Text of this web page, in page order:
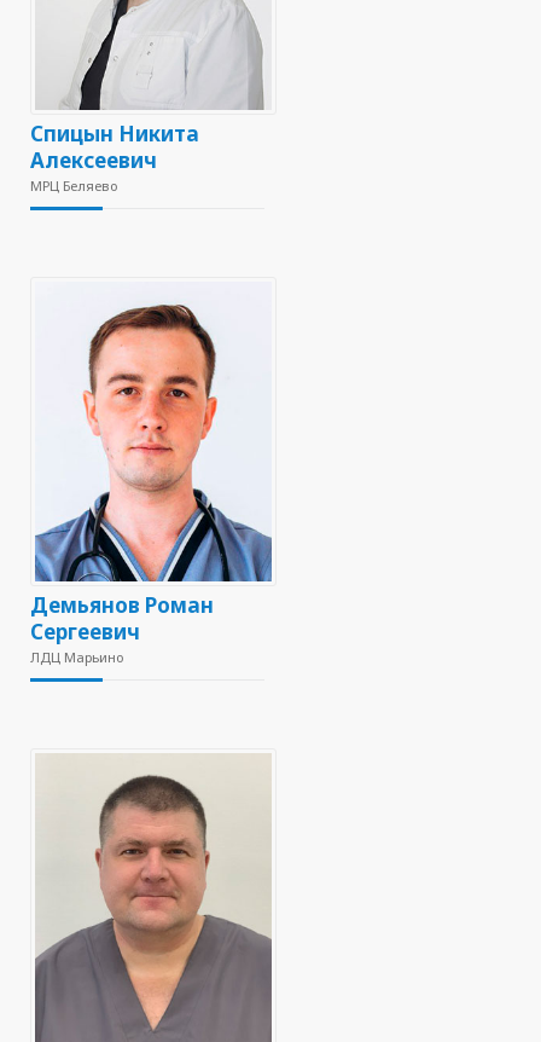
Спицын Никита
Алексеевич
МРЦ Беляево
Демьянов Роман
Сергеевич
ЛДЦ Марьино